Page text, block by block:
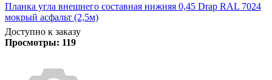
Планка угла внешнего составная нижняя 0,45 Drap RAL 7024
мокрый асфальт (2,5м)
Доступно к заказу
Просмотры: 119